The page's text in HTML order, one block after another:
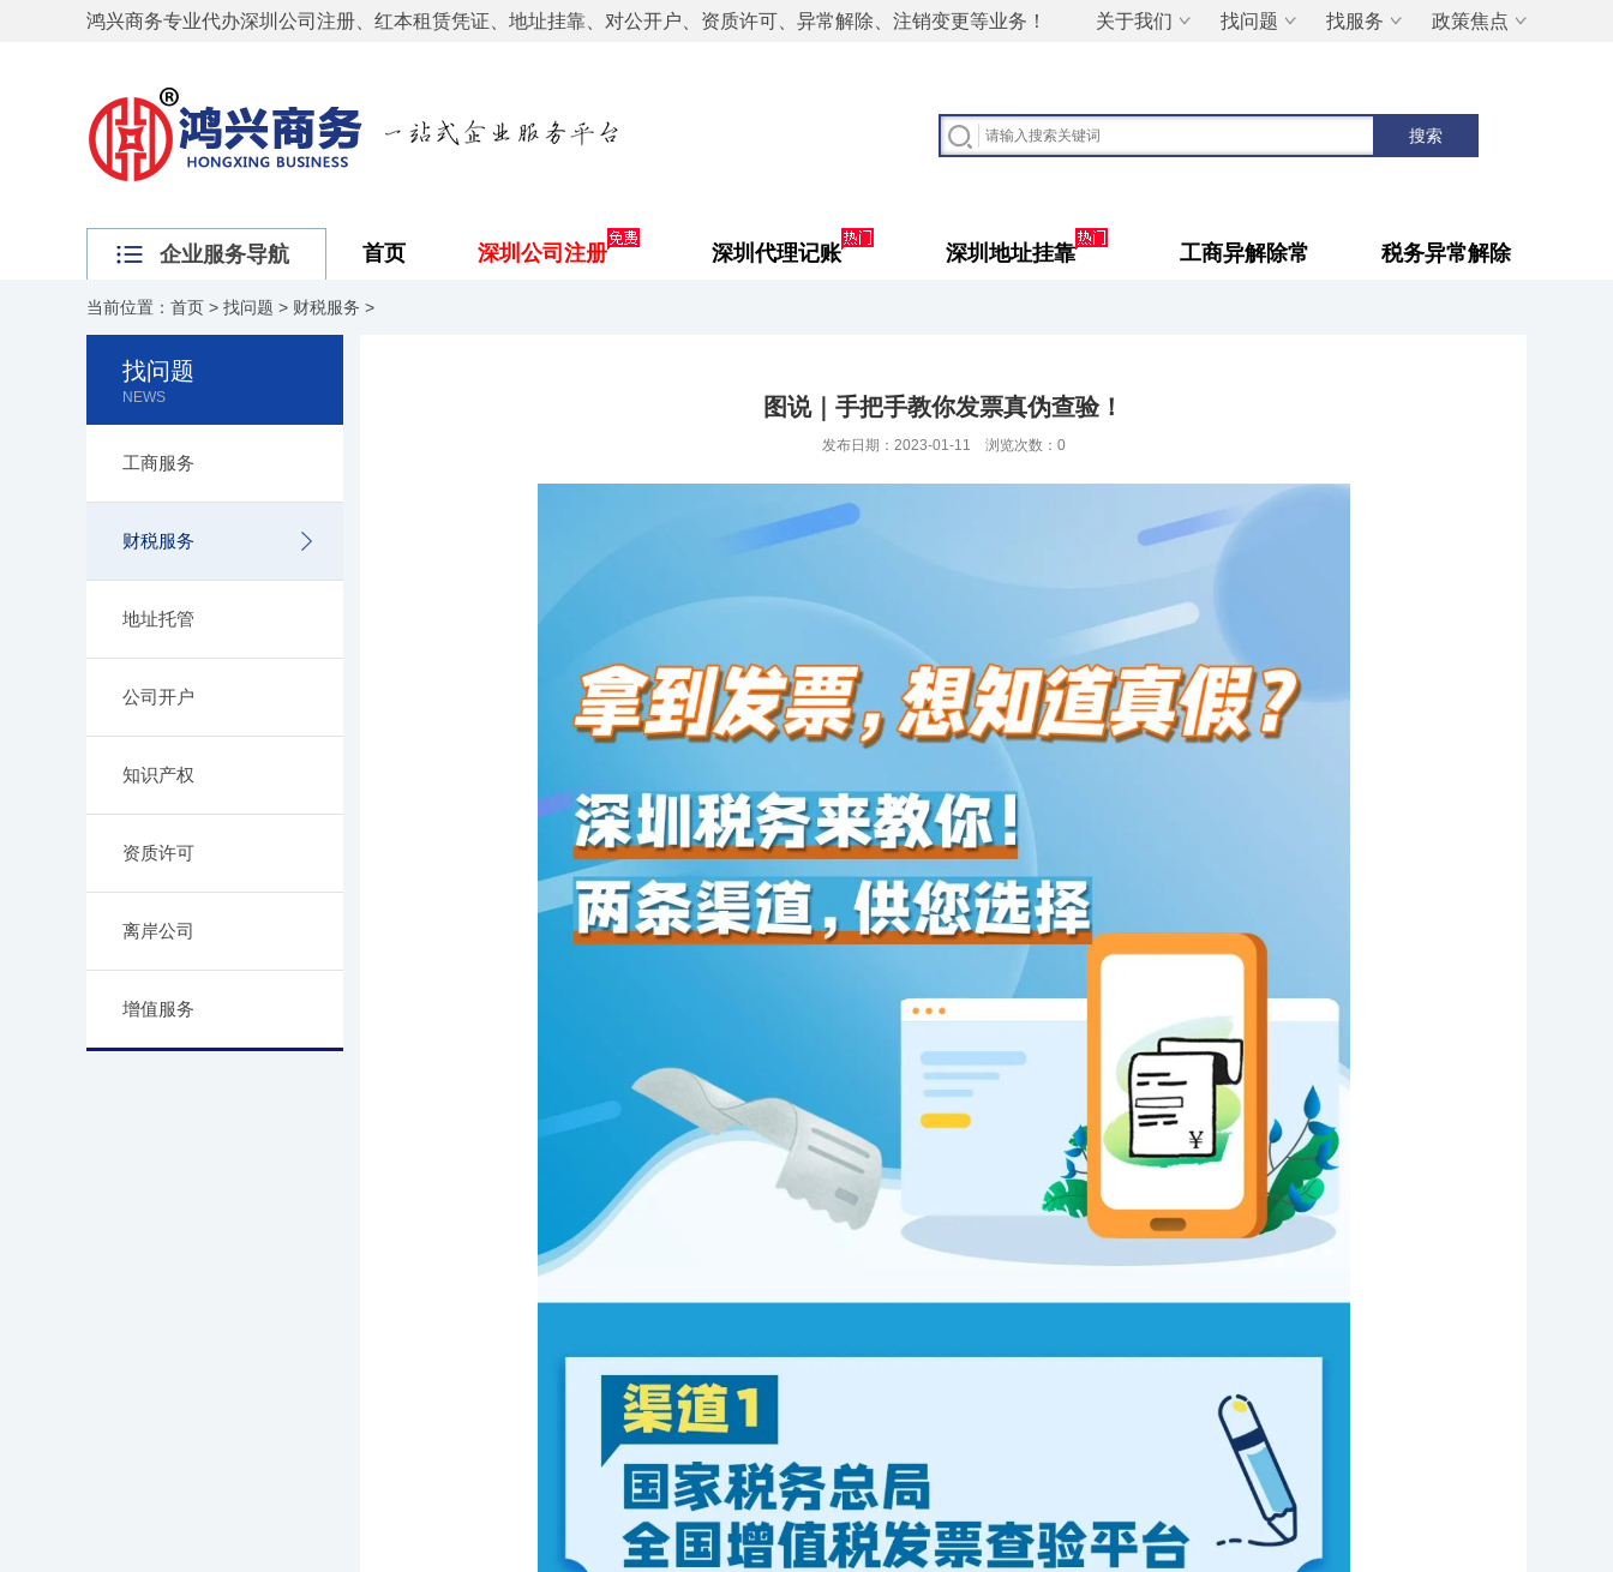
鸿兴商务专业代办深圳公司注册、红本租赁凭证、地址挂靠、对公开户、资质许可、异常解除、注销变更等业务！ 关于我们 找问题 找服务 政策焦点
企业服务导航 首页 深圳公司注册 深圳代理记账 深圳地址挂靠 工商异解除常 税务异常解除
当前位置： 首页 > 找问题 > 财税服务 >
找问题
NEWS
工商服务
财税服务
地址托管
公司开户
知识产权
资质许可
离岸公司
增值服务
图说｜手把手教你发票真伪查验！
发布日期：2023-01-11 浏览次数： 0